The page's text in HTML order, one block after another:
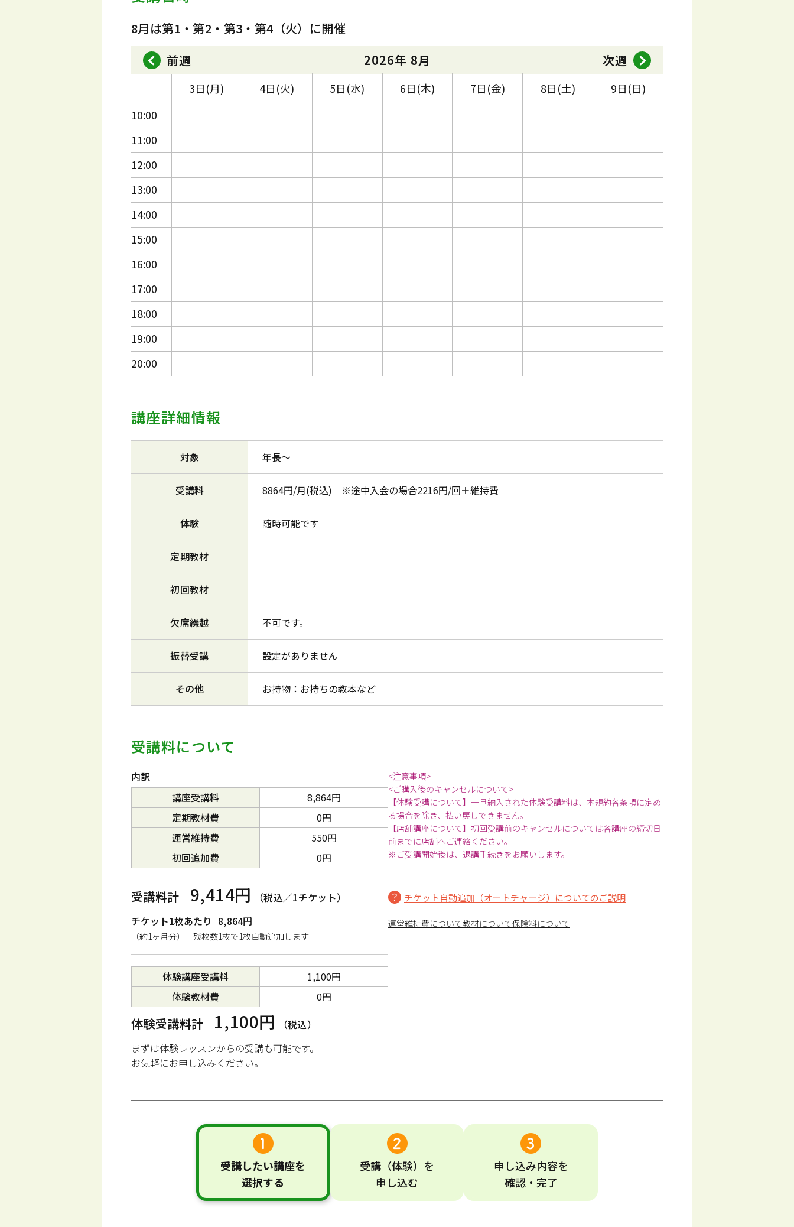
8月は第1・第2・第3・第4（火）に開催
前週
2026年 8月 次週
10:00
11:00
12:00
13:00
14:00
15:00
16:00
17:00
18:00
19:00
20:00
3日(月) 4日(火) 5日(水) 6日(木) 7日(金) 8日(土) 9日(日)
講座詳細情報
対象 年長～
受講料 8864円/月(税込) ※途中入会の場合2216円/回＋維持費
体験 随時可能です
定期教材
初回教材
欠席繰越 不可です。
振替受講 設定がありません
その他 お持物：お持ちの教本など
受講料について
内訳
講座受講料
8,864円
定期教材費
0円
運営維持費
550円
初回追加費
0円
受講料計 9,414円
（税込／1チケット）
チケット1枚あたり 8,864円
（約1ヶ月分） 残枚数1枚で1枚自動追加します
体験講座受講料
1,100円
体験教材費
0円
体験受講料計 1,100円
（税込）
まずは体験レッスンからの受講も可能です。
お気軽にお申し込みください。
<注意事項>
<ご購入後のキャンセルについて>
【体験受講について】一旦納入された体験受講料は、本規約各条項に定め
る場合を除き、払い戻しできません。
【店舗講座について】初回受講前のキャンセルについては各講座の締切日
前までに店舗へご連絡ください。
※ご受講開始後は、退講手続きをお願いします。
チケット自動追加（オートチャージ）についてのご説明
運営維持費について教材について保険料について
受講したい講座を
選択する
受講 （体験） を
申し込む
申し込み内容を
確認・完了